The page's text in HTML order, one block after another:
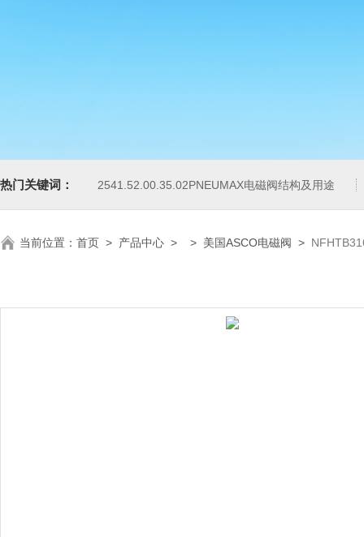
热门关键词： 2541.52.00.35.02PNEUMAX电磁阀结构及用途
当前位置： 首页 > 产品中心 > > 美国ASCO电磁阀 >